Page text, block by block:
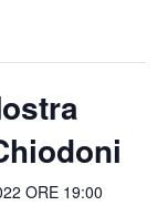
ORE 19:00